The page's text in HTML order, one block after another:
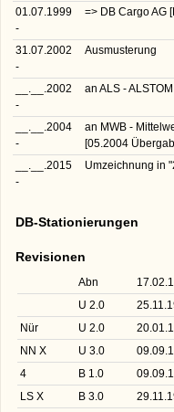
01.07.1999
-
=> DB Cargo AG
31.07.2002
-
Ausmusterung
__.__.2002
-
an ALS -
__.__.2004
-
an MWB -
[05.2004
__.__.2015
-
Umzeichnung in
DB-Stationierungen
Revisionen
Abn
U 2.0
Nür
U 2.0
NN X
U 3.0
4
B 1.0
LS X
B 3.0